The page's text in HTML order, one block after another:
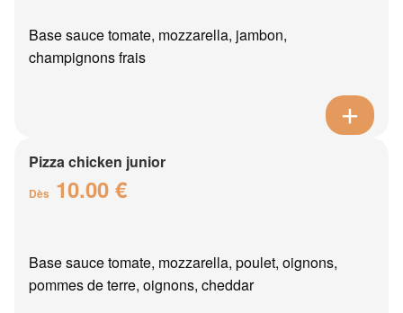
Base sauce tomate, mozzarella, jambon,
champignons frais
Pizza chicken junior
Dès 10.00 €
Base sauce tomate, mozzarella, poulet, oignons,
pommes de terre, oignons, cheddar